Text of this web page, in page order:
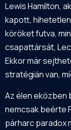
Lewis Hamilton,
kapott,
köröket futva,
csapattársát,
Ekkor már
stratégián van,
Az élen eközben
nemcsak beérte
párharc paradox